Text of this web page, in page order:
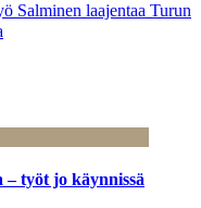
Salminen laajentaa Turun
työt jo käynnissä